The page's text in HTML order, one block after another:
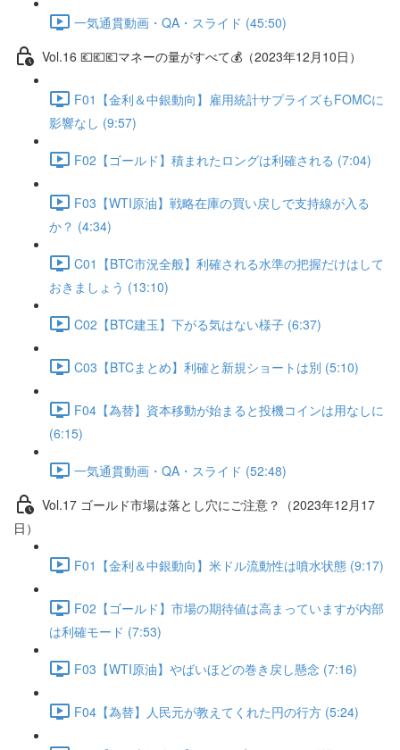
一気通貫動画・QA・スライド (45:50)
Vol.16 💶💶💶マネーの量がすべて💰（2023年12月10日）
F01【金利＆中銀動向】雇用統計サプライズもFOMCに
影響なし (9:57)
F02【ゴールド】積まれたロングは利確される (7:04)
F03【WTI原油】戦略在庫の買い戻しで支持線が入る
か？ (4:34)
C01【BTC市況全般】利確される水準の把握だけはして
おきましょう (13:10)
C02【BTC建玉】下がる気はない様子 (6:37)
C03【BTCまとめ】利確と新規ショートは別 (5:10)
F04【為替】資本移動が始まると投機コインは用なしに
(6:15)
一気通貫動画・QA・スライド (52:48)
Vol.17 ゴールド市場は落とし穴にご注意？（2023年12月17
日）
F01【金利＆中銀動向】米ドル流動性は噴水状態 (9:17)
F02【ゴールド】市場の期待値は高まっていますが内部
は利確モード (7:53)
F03【WTI原油】やばいほどの巻き戻し懸念 (7:16)
F04【為替】人民元が教えてくれた円の行方 (5:24)